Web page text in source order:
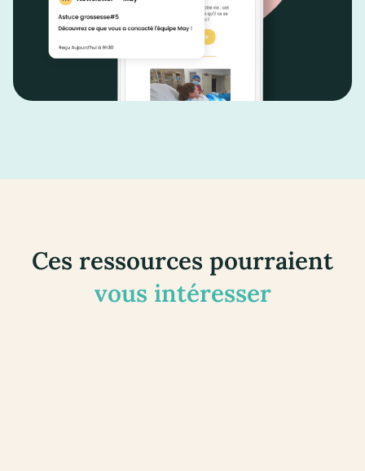
Ces ressources pourraient
vous intéresser